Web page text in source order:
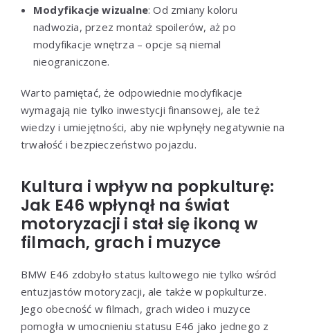
Modyfikacje wizualne: Od zmiany koloru
nadwozia, przez montaż spoilerów, aż po
modyfikacje wnętrza – opcje są niemal
nieograniczone.
Warto pamiętać, że odpowiednie modyfikacje
wymagają nie tylko inwestycji finansowej, ale też
wiedzy i umiejętności, aby nie wpłynęły negatywnie na
trwałość i bezpieczeństwo pojazdu.
Kultura i wpływ na popkulturę:
Jak E46 wpłynął na świat
motoryzacji i stał się ikoną w
filmach, grach i muzyce
BMW E46 zdobyło status kultowego nie tylko wśród
entuzjastów motoryzacji, ale także w popkulturze.
Jego obecność w filmach, grach wideo i muzyce
pomogła w umocnieniu statusu E46 jako jednego z